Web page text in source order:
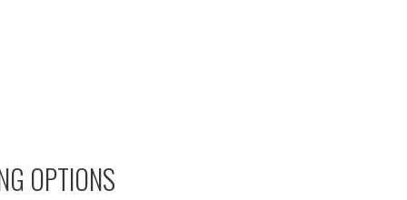
OPTIONS